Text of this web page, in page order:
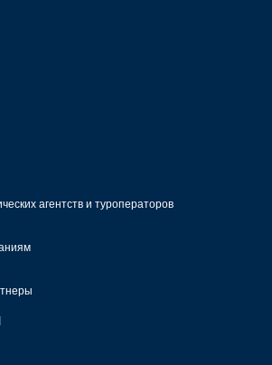
агентств и туроператоров